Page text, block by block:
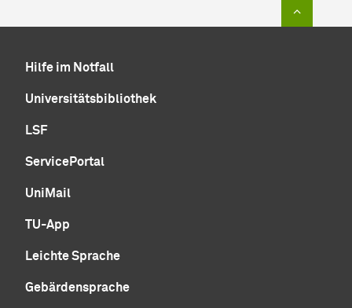
Hilfe im Notfall
Universitätsbibliothek
LSF
ServicePortal
UniMail
TU-App
Leichte Sprache
Gebärdensprache